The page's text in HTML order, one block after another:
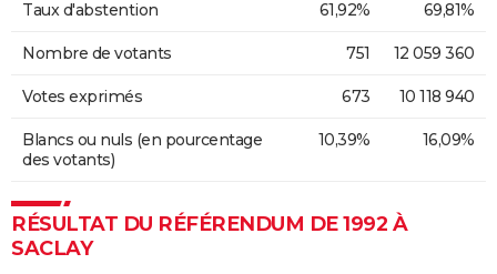
Taux d'abstention 61,92% 69,81%
Nombre de votants 751 12 059 360
Votes exprimés 673 10 118 940
Blancs ou nuls (en pourcentage
des votants)
10,39% 16,09%
RÉSULTAT DU RÉFÉRENDUM DE 1992 À
SACLAY